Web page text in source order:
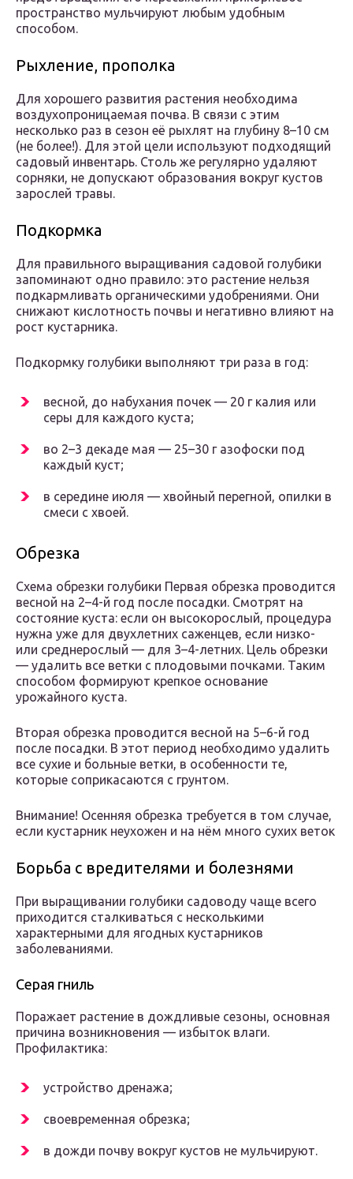
пространство мульчируют любым удобным
способом.
Рыхление, прополка
Для хорошего развития растения необходима
воздухопроницаемая почва. В связи с этим
несколько раз в сезон её рыхлят на глубину 8–10 см
(не более!). Для этой цели используют подходящий
садовый инвентарь. Столь же регулярно удаляют
сорняки, не допускают образования вокруг кустов
зарослей травы.
Подкормка
Для правильного выращивания садовой голубики
запоминают одно правило: это растение нельзя
подкармливать органическими удобрениями. Они
снижают кислотность почвы и негативно влияют на
рост кустарника.
Подкормку голубики выполняют три раза в год:
весной, до набухания почек — 20 г калия или
серы для каждого куста;
во 2–3 декаде мая — 25–30 г азофоски под
каждый куст;
в середине июля — хвойный перегной, опилки в
смеси с хвоей.
Обрезка
Схема обрезки голубики Первая обрезка проводится
весной на 2–4-й год после посадки. Смотрят на
состояние куста: если он высокорослый, процедура
нужна уже для двухлетних саженцев, если низко-
или среднерослый — для 3–4-летних. Цель обрезки
— удалить все ветки с плодовыми почками. Таким
способом формируют крепкое основание
урожайного куста.
Вторая обрезка проводится весной на 5–6-й год
после посадки. В этот период необходимо удалить
все сухие и больные ветки, в особенности те,
которые соприкасаются с грунтом.
Внимание! Осенняя обрезка требуется в том случае,
если кустарник неухожен и на нём много сухих веток
Борьба с вредителями и болезнями
При выращивании голубики садоводу чаще всего
приходится сталкиваться с несколькими
характерными для ягодных кустарников
заболеваниями.
Серая гниль
Поражает растение в дождливые сезоны, основная
причина возникновения — избыток влаги.
Профилактика:
устройство дренажа;
своевременная обрезка;
в дожди почву вокруг кустов не мульчируют.